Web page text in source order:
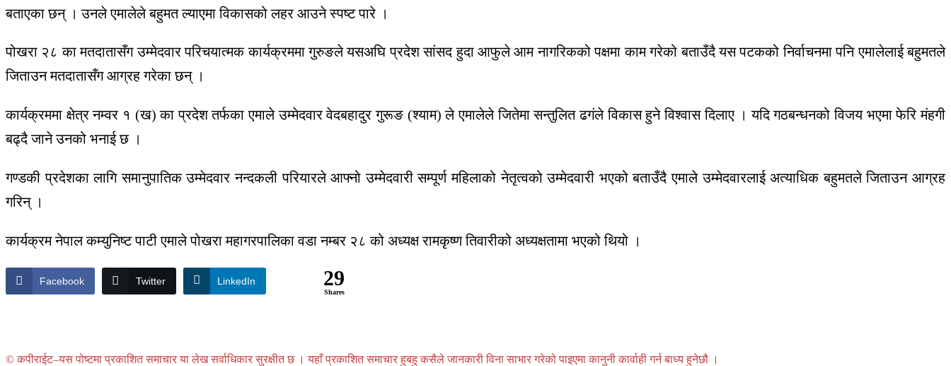
बताएका छन् । उनले एमालेले बहुमत ल्याएमा विकासको लहर आउने स्पष्ट पारे ।
पोखरा २८ का मतदातासँग उम्मेदवार परिचयात्मक कार्यक्रममा गुरुङले यसअघि प्रदेश सांसद हुदा आफुले आम नागरिकको पक्षमा काम गरेको बताउँदै यस पटकको निर्वाचनमा पनि एमालेलाई बहुमतले
जिताउन मतदातासँग आग्रह गरेका छन् ।
कार्यक्रममा क्षेत्र नम्वर १ (ख) का प्रदेश तर्फका एमाले उम्मेदवार वेदबहादुर गुरूङ (श्याम) ले एमालेले जितेमा सन्तुलित ढगंले विकास हुने विश्वास दिलाए । यदि गठबन्धनको विजय भएमा फेरि मंहगी
बढ्दै जाने उनको भनाई छ ।
गण्डकी प्रदेशका लागि समानुपातिक उम्मेदवार नन्दकली परियारले आफ्नो उम्मेदवारी सम्पूर्ण महिलाको नेतृत्वको उम्मेदवारी भएको बताउँदै एमाले उम्मेदवारलाई अत्याधिक बहुमतले जिताउन आग्रह
गरिन् ।
कार्यक्रम नेपाल कम्युनिष्ट पाटी एमाले पोखरा महागरपालिका वडा नम्बर २८ को अध्यक्ष रामकृष्ण तिवारीको अध्यक्षतामा भएको थियो ।
Facebook Twitter LinkedIn 29
Shares
© कपीराईट–यस पोष्टमा प्रकाशित समाचार या लेख सर्वाधिकार सुरक्षीत छ । यहाँ प्रकाशित समाचार हुबहु कसैले जानकारी विना साभार गरेको पाइएमा कानुनी कार्वाही गर्न बाध्य हुनेछौ ।